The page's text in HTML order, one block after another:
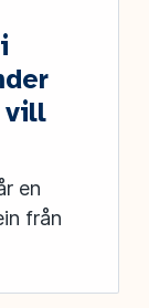
vill
en
från